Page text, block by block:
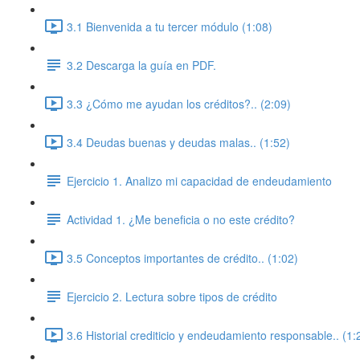
3.1 Bienvenida a tu tercer módulo (1:08)
3.2 Descarga la guía en PDF.
3.3 ¿Cómo me ayudan los créditos?.. (2:09)
3.4 Deudas buenas y deudas malas.. (1:52)
Ejercicio 1. Analizo mi capacidad de endeudamiento
Actividad 1. ¿Me beneficia o no este crédito?
3.5 Conceptos importantes de crédito.. (1:02)
Ejercicio 2. Lectura sobre tipos de crédito
3.6 Historial crediticio y endeudamiento responsable..